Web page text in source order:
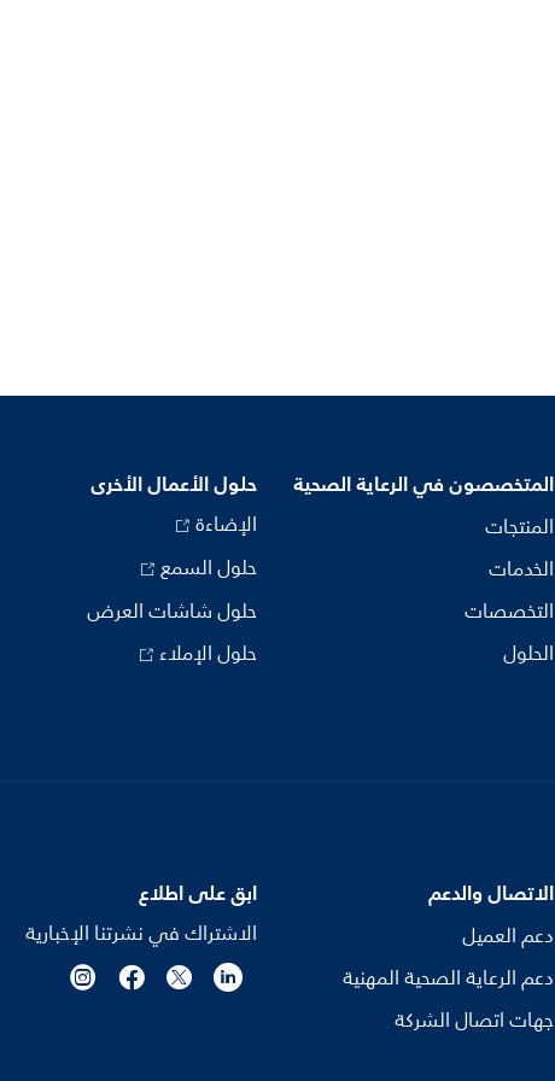
المتخصصون في الرعاية الصحية
المنتجات
الخدمات
التخصصات
الحلول
حلول الأعمال الأخرى
الإضاءة
حلول السمع
حلول شاشات العرض
حلول الإملاء
الاتصال والدعم
دعم العميل
دعم الرعاية الصحية المهنية
جهات اتصال الشركة
ابق على اطلاع
الاشتراك في نشرتنا الإخبارية